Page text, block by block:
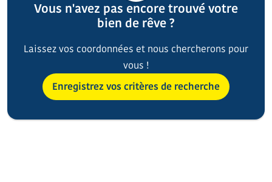
Vous n'avez pas encore trouvé votre
bien de rêve ?
Laissez vos coordonnées et nous chercherons pour
vous !
Enregistrez vos critères de recherche